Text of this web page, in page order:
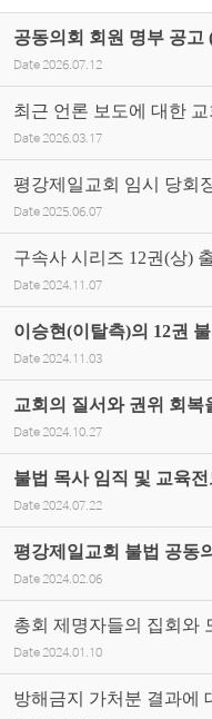
공동의회 회원 명부 공고
Date 2026.07.12
최근 언론 보도에 대한
Date 2026.03.17
평강제일교회 임시 당회
Date 2025.06.07
구속사 시리즈 12권(상)
Date 2024.11.07
이승현(이탈측)의 12권
Date 2024.11.03
교회의 질서와 권위 회
Date 2024.10.27
불법 목사 임직 및 교육
Date 2024.07.22
평강제일교회 불법 공동
Date 2024.02.06
총회 제명자들의 집회와
Date 2024.01.10
방해금지 가처분 결과에